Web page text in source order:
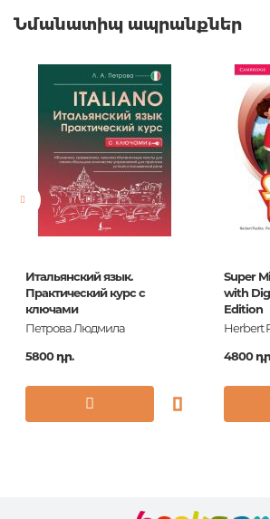
Քաշ
Հրատարակիչ
Էջերի քանակ
Շարք
ISBN
Նմանատիպ ապրանքներ
Итальянский язык.
Практический курс с
ключами
Петрова Людмила
5800 դր.
Super
with
Edition
Herbert
4800